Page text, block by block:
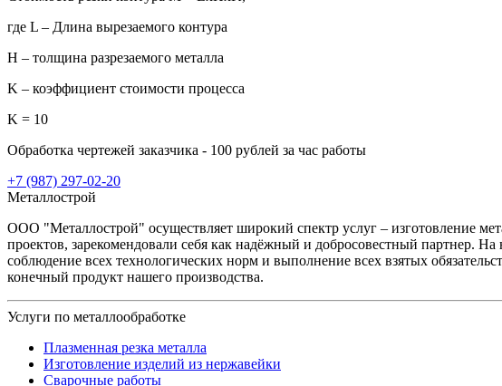
где L – Длина вырезаемого контура
H – толщина разрезаемого металла
K – коэффициент стоимости процесса
K = 10
Обработка чертежей заказчика - 100 рублей за час работы
+7 (987) 297-02-20
Металлострой
ООО "Металлострой" осуществляет широкий спектр услуг – изготовление
проектов, зарекомендовали себя как надёжный и добросовестный партнер.
соблюдение всех технологических норм и выполнение всех взятых
конечный продукт нашего производства.
Услуги по металлообработке
Плазменная резка металла
Изготовление изделий из нержавейки
Сварочные работы